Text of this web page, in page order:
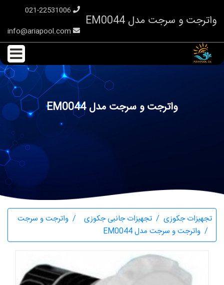
واترجت و سرجت مدل EM0044
واترجت و سرجت مدل EM0044
تجهیزات جکوزی تجهیزات جانبی جکوزی
واترجت و سرجت
واترجت و سرجت مدل EM0044